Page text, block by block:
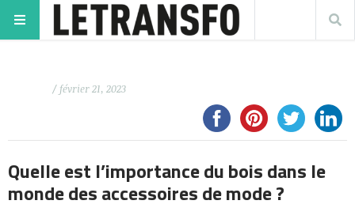
/ février 21, 2023
Quelle est l’importance du bois dans le
monde des accessoires de mode ?